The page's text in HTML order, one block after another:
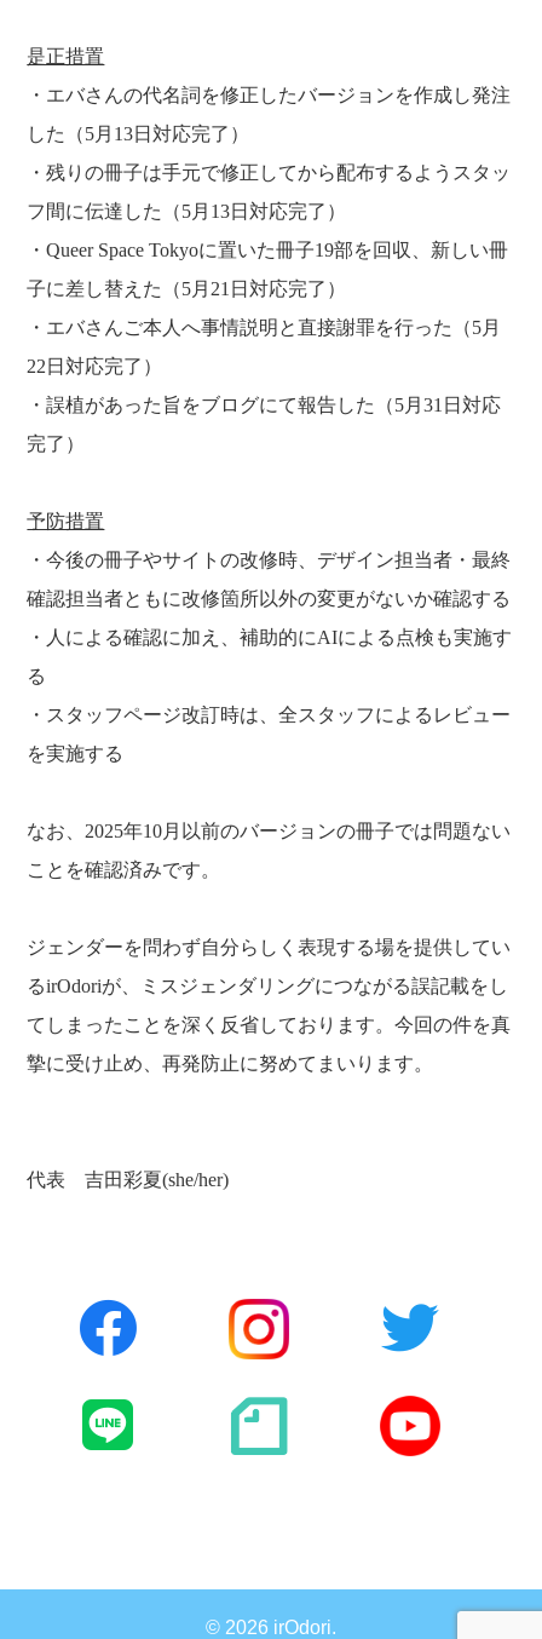
是正措置
・エバさんの代名詞を修正したバージョンを作成し発注
した（5月13日対応完了）
・残りの冊子は手元で修正してから配布するようスタッ
フ間に伝達した（5月13日対応完了）
・Queer Space Tokyoに置いた冊子19部を回収、新しい冊
子に差し替えた（5月21日対応完了）
・エバさんご本人へ事情説明と直接謝罪を行った（5月
22日対応完了）
・誤植があった旨をブログにて報告した（5月31日対応
完了）
予防措置
・今後の冊子やサイトの改修時、デザイン担当者・最終
確認担当者ともに改修箇所以外の変更がないか確認する
・人による確認に加え、補助的にAIによる点検も実施す
る
・スタッフページ改訂時は、全スタッフによるレビュー
を実施する
なお、2025年10月以前のバージョンの冊子では問題ない
ことを確認済みです。
ジェンダーを問わず自分らしく表現する場を提供してい
るirOdoriが、ミスジェンダリングにつながる誤記載をし
てしまったことを深く反省しております。今回の件を真
摯に受け止め、再発防止に努めてまいります。
代表 吉田彩夏(she/her)
© 2026 irOdori.